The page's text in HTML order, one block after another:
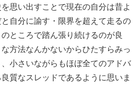
思い出すことで現在の自分は昔よ
自分に諭す・限界を超えて走るの
ところで踏ん張り続けるのが良
方法なんかないからひたすらみっ
小さいながらもほぼ全てのアドバ
質なスレッドであるように思いま